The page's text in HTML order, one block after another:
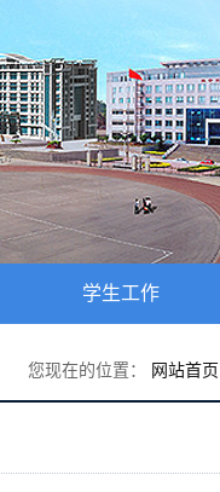
学生工作
您现在的位置： 网站首页